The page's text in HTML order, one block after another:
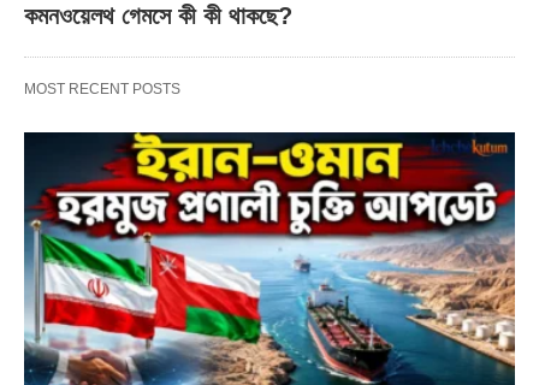
কমনওয়েলথ গেমসে কী কী থাকছে?
MOST RECENT POSTS